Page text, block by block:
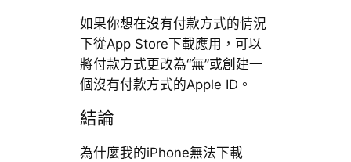
如果你想在沒有付款方式的情況
下從App Store下載應用，可以
將付款方式更改為“無”或創建一
個沒有付款方式的Apple ID。
結論
為什麼我的iPhone無法下載